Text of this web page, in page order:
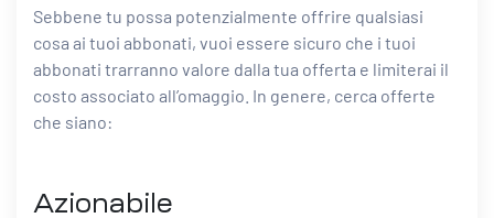
Sebbene tu possa potenzialmente offrire qualsiasi
cosa ai tuoi abbonati, vuoi essere sicuro che i tuoi
abbonati trarranno valore dalla tua offerta e limiterai il
costo associato all’omaggio. In genere, cerca offerte
che siano:
Azionabile